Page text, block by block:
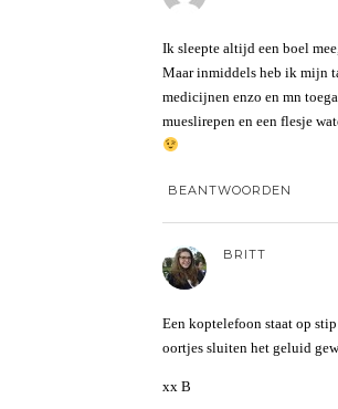
Ik sleepte altijd een boel
Maar inmiddels heb ik mijn
medicijnen enzo en mn
mueslirepen en een flesje
BEANTWOORDEN
BRITT
Een koptelefoon staat op
oortjes sluiten het geluid
xx B